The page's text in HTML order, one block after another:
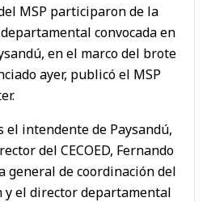
MSP participaron de la
convocada en
en el marco del brote
ayer, publicó el MSP
el intendente de Paysandú,
del CECOED, Fernando
general de coordinación del
y el director departamental